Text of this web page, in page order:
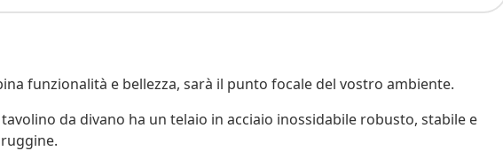
funzionalità e bellezza, sarà il punto focale del vostro ambiente.
da divano ha un telaio in acciaio inossidabile robusto, stabile e